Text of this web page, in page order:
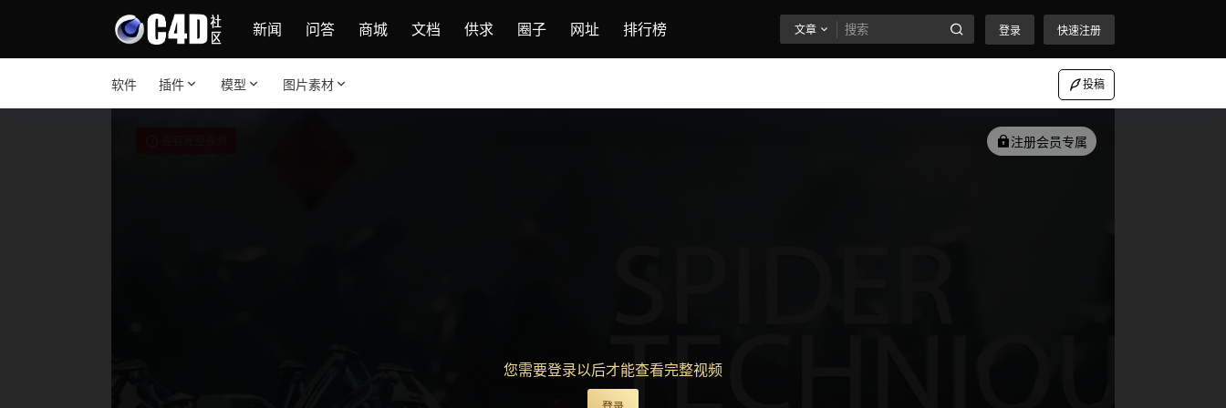
新闻 问答 商城 文档 供求 圈子 网址 排行榜 文章 登录 快速注册
软件 插件 模型 图片素材 投稿
注册会员专属
您需要登录以后才能查看完整视频